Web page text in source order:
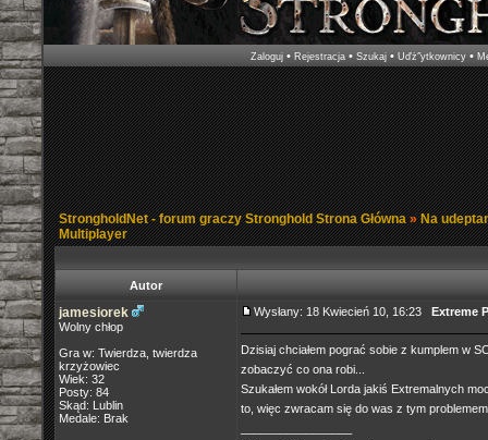
Zaloguj • Rejestracja • Szukaj • Uďż˝ytkownicy •
StrongholdNet - forum graczy Stronghold Strona Główna»Na
Multiplayer
Autor
jamesiorek
Wolny chłop
Gra w: Twierdza, twierdza
krzyżowiec
Wiek: 32
Posty: 84
Skąd: Lublin
Medale: Brak
Wysłany: 18 Kwiecień 10, 16:23 Extreme
Dzisiaj chciałem pograć sobie z kumplem w
zobaczyć co ona robi...
Szukałem wokół Lorda jakiś Extremalnych
to, więc zwracam się do was z tym